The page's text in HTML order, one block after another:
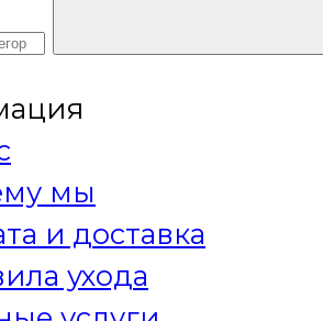
мы
и доставка
ухода